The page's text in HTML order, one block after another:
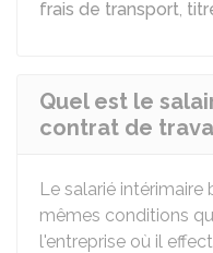
frais de transport,
Quel est le
contrat de
Le salarié intérimaire
mêmes conditions
l'entreprise où il